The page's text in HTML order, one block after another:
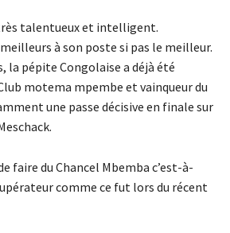
talentueux et intelligent.
à son poste si pas le meilleur.
la pépite Congolaise a déjà été
motema mpembe et vainqueur du
une passe décisive en finale sur
faire du Chancel Mbemba c’est-à-
comme ce fut lors du récent